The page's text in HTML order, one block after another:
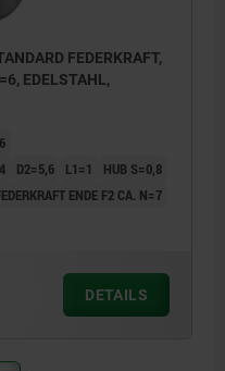
FEDERKRAFT,
EDELSTAHL,
D2=5,6 L1=1
HUB S=0,8
ENDE F2 CA. N=7
DETAILS